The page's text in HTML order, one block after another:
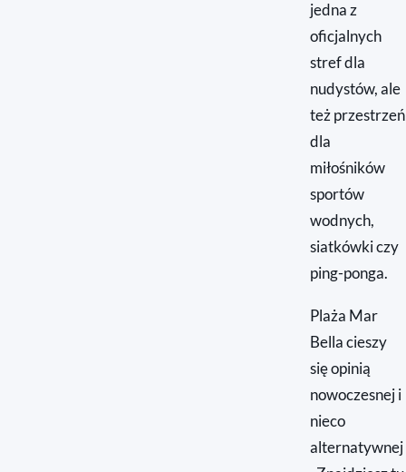
jedna z
oficjalnych
stref dla
nudystów, ale
też przestrzeń
dla
miłośników
sportów
wodnych,
siatkówki czy
ping-ponga.
Plaża Mar
Bella cieszy
się opinią
nowoczesnej i
nieco
alternatywnej